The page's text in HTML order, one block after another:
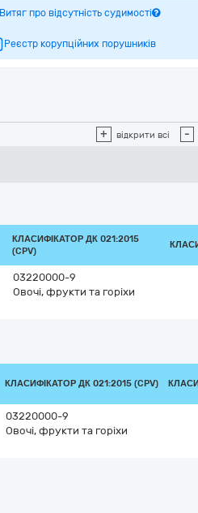
Витяг про відсутність судимості
Реєстр корупційних порушників
+ відкрити всі -
КЛАСИФІКАТОР ДК 021:2015
(CPV)
03220000-9
Овочі, фрукти та горіхи
КЛАСИФІКАТОР ДК 021:2015 (CPV)
03220000-9
Овочі, фрукти та горіхи